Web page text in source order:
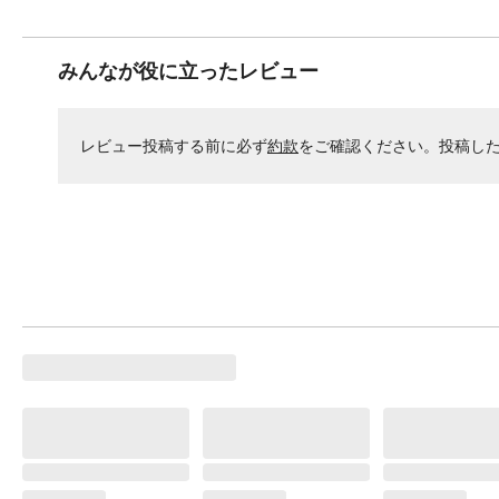
みんなが役に立ったレビュー
レビュー投稿する前に必ず約款をご確認ください。投稿し